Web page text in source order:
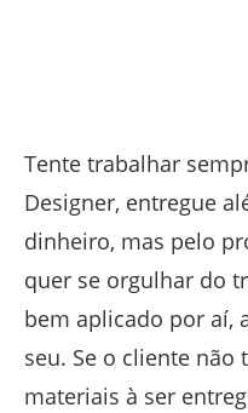
Tente trabalhar
Designer, entregue
dinheiro, mas pelo
quer se orgulhar do
bem aplicado por aí,
seu. Se o cliente
materiais à ser